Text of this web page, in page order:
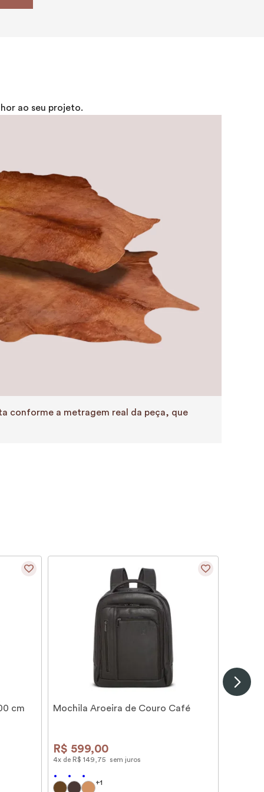
ao seu projeto.
conforme a metragem real da peça, que
cm Mochila Aroeira de Couro Café
R$ 599,00
4x de R$ 149 75 sem juros
+1